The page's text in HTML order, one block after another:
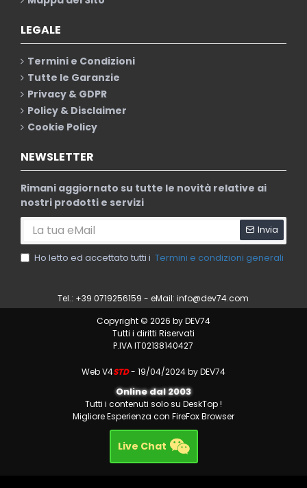
LEGALE
Termini e Condizioni
Tutte le Garanzie
Privacy & GDPR
Policy & Disclaimer
Cookie Policy
NEWSLETTER
Rimani aggiornato su tutte le novità relative ai
nostri prodotti e servizi
Invia
Ho letto ed accettato tutti i Termini e condizioni generali
Tel.: +39 0719256159 - eMail:info@dev74.com
Copyright © 2026 by DEV74
Tutti i diritti Riservati
P.IVA IT02138140427
Web V4STD- 19/04/2024 by DEV74
Online dal 2003
Tutti i contenuti solo su DeskTop !
Migliore Esperienza con FireFox Browser
Live Chat